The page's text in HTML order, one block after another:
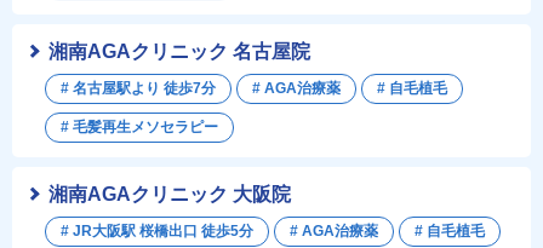
湘南AGAクリニック 大阪院
# JR大阪駅 桜橋出口 徒歩5分 # AGA治療薬 # 自毛植毛
湘南AGAクリニック 名古屋院
# 名古屋駅より 徒歩7分 # AGA治療薬 # 自毛植毛
# 毛髪再生メソセラピー